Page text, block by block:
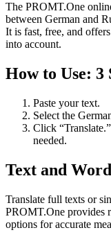
The PROMT.One
between German and
It is fast, free, and
into account.
How to Use: 3
Paste your text.
Select the
Click
needed.
Text and
Translate full texts or
PROMT.One provides
options for accurate